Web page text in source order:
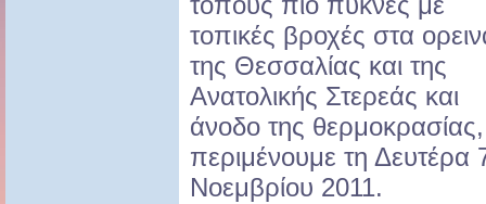
τοπικές βροχές στα
της Θεσσαλίας και της
Ανατολικής Στερεάς και
άνοδο της θερμοκρασίας,
περιμένουμε τη Δευτέρα
Νοεμβρίου 2011.